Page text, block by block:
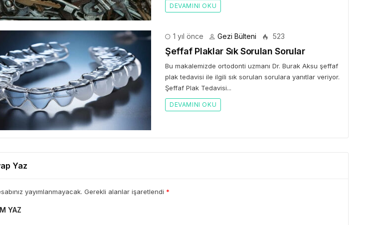
DEVAMINI OKU
1 yıl önce Gezi Bülteni 523
Şeffaf Plaklar Sık Sorulan Sorular
Bu makalemizde ortodonti uzmanı Dr. Burak Aksu şeffaf
plak tedavisi ile ilgili sık sorulan sorulara yanıtlar veriyor.
Şeffaf Plak Tedavisi...
DEVAMINI OKU
Yaz
yayımlanmayacak. Gerekli alanlar işaretlendi *
YAZ